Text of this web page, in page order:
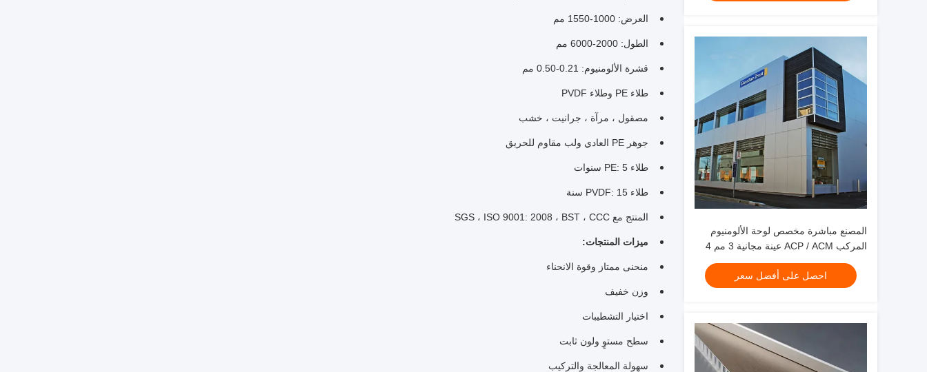
المصنع مباشرة مخصص لوحة الألومنيوم
المركب ACP / ACM عينة مجانية 3 مم 4
مم لتزيين الجدران الكسوة
احصل على أفضل سعر
العرض: 1000-1550 مم
الطول: 2000-6000 مم
قشرة الألومنيوم: 0.21-0.50 مم
طلاء PE وطلاء PVDF
مصقول ، مرآة ، جرانيت ، خشب
جوهر PE العادي ولب مقاوم للحريق
طلاء PE: 5 سنوات
طلاء PVDF: 15 سنة
المنتج مع SGS ، ISO 9001: 2008 ، BST ، CCC
ميزات المنتجات:
منحنى ممتاز وقوة الانحناء
وزن خفيف
اختيار التشطيبات
سطح مستوٍ ولون ثابت
سهولة المعالجة والتركيب